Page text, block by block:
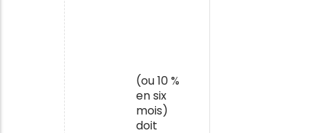
(ou 10 %
en six
mois)
doit